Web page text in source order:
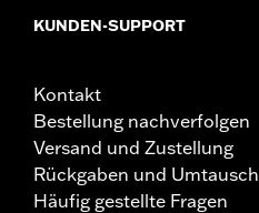
KUNDEN-SUPPORT
Kontakt
Bestellung nachverfolgen
Versand und Zustellung
Rückgaben und Umtausch
Häufig gestellte Fragen